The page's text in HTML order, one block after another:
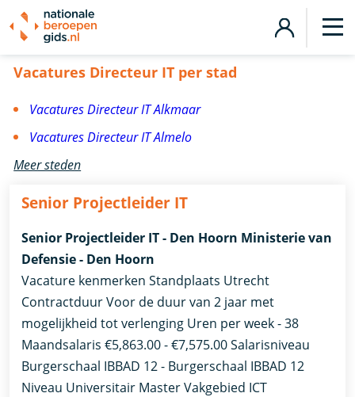
Vacatures Directeur IT
Vacatures Directeur IT per stad
Vacatures Directeur IT Alkmaar
Vacatures Directeur IT Almelo
Meer steden
Senior Projectleider IT
Senior Projectleider IT - Den Hoorn Ministerie van
Defensie - Den Hoorn
Vacature kenmerken Standplaats Utrecht
Contractduur Voor de duur van 2 jaar met
mogelijkheid tot verlenging Uren per week - 38
Maandsalaris €5,863.00 - €7,575.00 Salarisniveau
Burgerschaal IBBAD 12 - Burgerschaal IBBAD 12
Niveau Universitair Master Vakgebied ICT